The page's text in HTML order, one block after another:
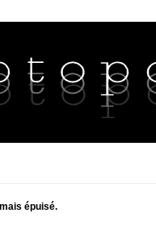
épuisé.